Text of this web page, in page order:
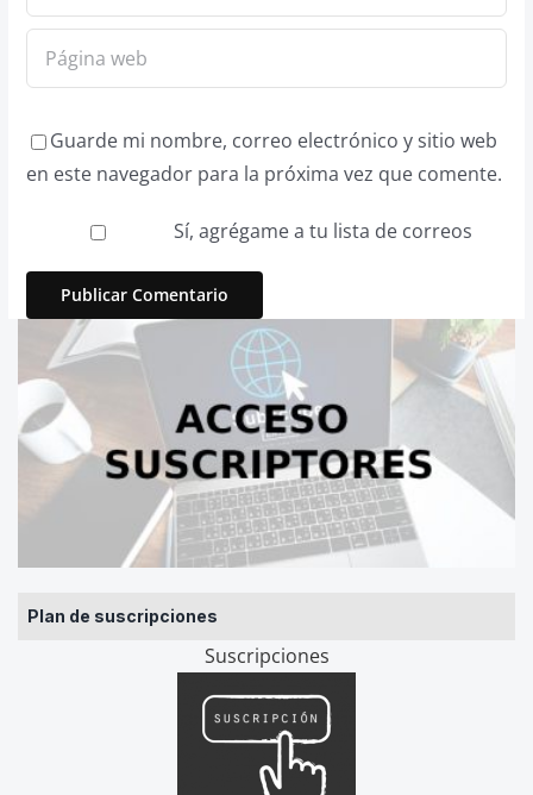
Plan de suscripciones
Suscripciones
Guarde mi nombre, correo electrónico y sitio web
en este navegador para la próxima vez que comente.
Sí, agrégame a tu lista de correos